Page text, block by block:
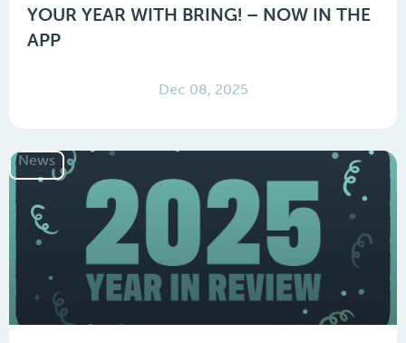
YOUR YEAR WITH BRING! – NOW IN THE
APP
Dec 08, 2025
News